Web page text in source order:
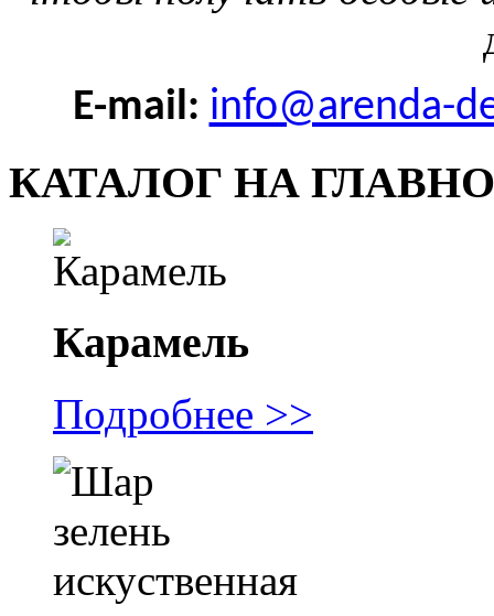
E-mail: info@arenda-
КАТАЛОГ НА
Карамель
Подробнее >>